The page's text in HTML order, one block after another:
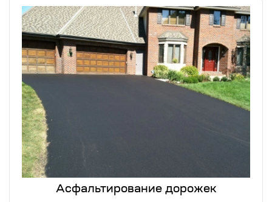
Асфальтирование дорожек